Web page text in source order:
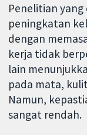
Penelitian
peningkatan
dengan
kerja tidak
lain
pada mata,
Namun,
sangat rendah.